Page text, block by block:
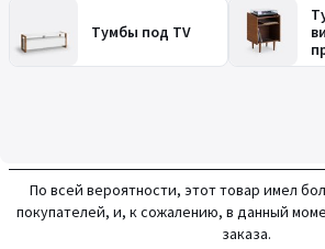
Тумбы под TV
По всей вероятности, этот товар имел
покупателей, и, к сожалению, в данный
заказа.